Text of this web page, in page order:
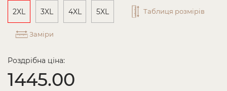
2XL 3XL 4XL 5XL Таблиця розмірів
Заміри
Роздрібна ціна:
1445.00